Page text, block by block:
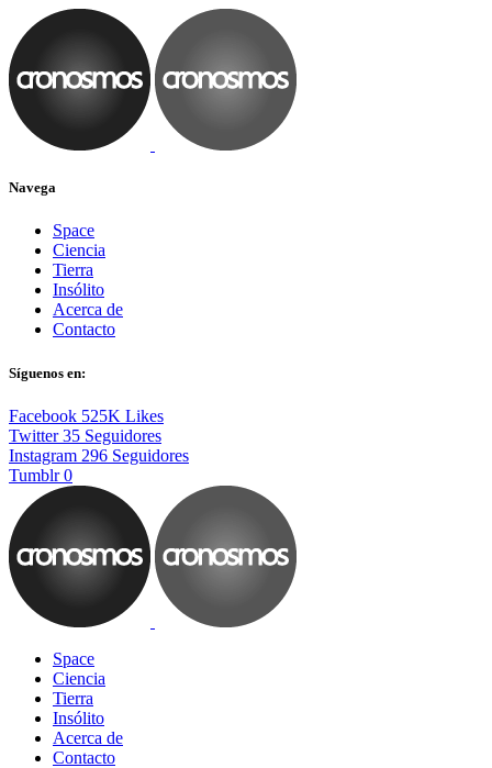
Navega
Space
Ciencia
Tierra
Insólito
Acerca de
Contacto
Síguenos en:
Facebook 525K Likes
Twitter 35 Seguidores
Instagram 296 Seguidores
Tumblr 0
Space
Ciencia
Tierra
Insólito
Acerca de
Contacto